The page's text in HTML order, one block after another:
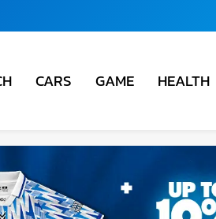
CARS GAME HEALTH